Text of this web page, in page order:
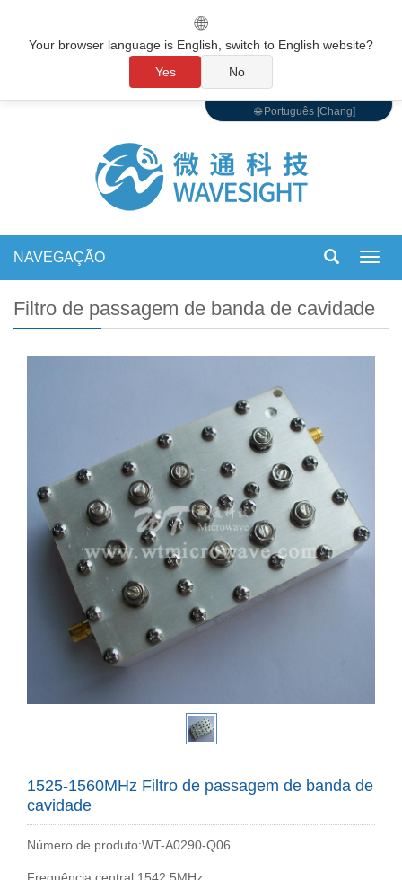
🌐 Português [Chang]
NAVEGAÇÃO
Filtro de passagem de banda de cavidade
1525-1560MHz Filtro de passagem de banda de
cavidade
Número de produto:WT-A0290-Q06
🌐
Your browser language is English, switch to English website?
Yes
No